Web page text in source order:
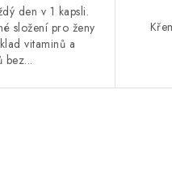
den v 1 kapsli.
složení pro ženy
vitaminů a
bez...